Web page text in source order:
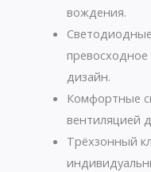
вождения.
дизайн.
Комфортные
вентиляцией
Трёхзонный